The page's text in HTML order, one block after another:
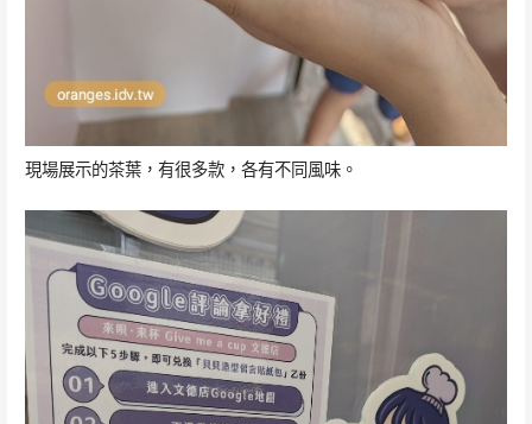
現場展示的茶葉，有很多款，各有不同風味。